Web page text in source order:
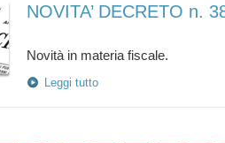
NOVITA’ DECRETO n.
Leggi tutto